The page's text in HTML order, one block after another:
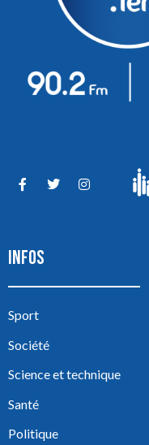
INFOS
Sport
Société
Science et technique
Santé
Politique